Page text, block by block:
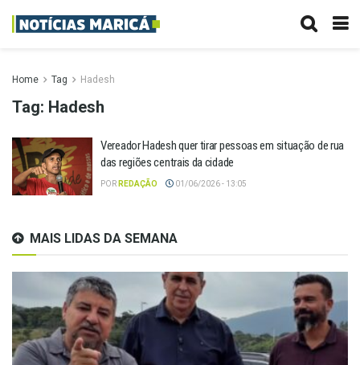
Home Tag Hadesh
Tag: Hadesh
Vereador Hadesh quer tirar pessoas em situação de rua
das regiões centrais da cidade
POR REDAÇÃO 01/06/2026 - 13:05
MAIS LIDAS DA SEMANA